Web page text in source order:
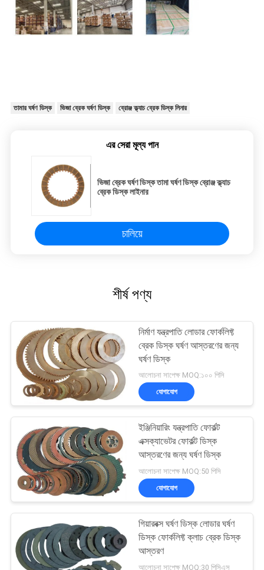
তামার ঘর্ষণ ডিস্ক ভিজা ব্রেক ঘর্ষণ ডিস্ক ব্রোঞ্জ ক্ল্যাচ ব্রেক ডিস্ক লিনার
এর সেরা মূল্য পান
ভিজা ব্রেক ঘর্ষণ ডিস্ক তামা ঘর্ষণ ডিস্ক ব্রোঞ্জ ক্ল্যাচ
ব্রেক ডিস্ক লাইনার
চালিয়ে
শীর্ষ পণ্য
নির্মাণ যন্ত্রপাতি লোডার ফোর্কলিফ্ট
ব্রেক ডিস্ক ঘর্ষণ আস্তরণের জন্য
ঘর্ষণ ডিস্ক
আলোচনা সাপেক্ষ MOQ:১০০ পিসি
যোগাযোগ
ইঞ্জিনিয়ারিং যন্ত্রপাতি ফোর্কল্ট
এক্সক্যাভেটর ফোর্কল্ট ডিস্ক
আস্তরণের জন্য ঘর্ষণ ডিস্ক
আলোচনা সাপেক্ষ MOQ:50 পিসি
যোগাযোগ
গিয়ারবক্স ঘর্ষণ ডিস্ক লোডার ঘর্ষণ
ডিস্ক ফোর্কলিফ্ট ক্লাচ ব্রেক ডিস্ক
আস্তরণ
আলোচনা সাপেক্ষ MOQ:30 পিসিএস